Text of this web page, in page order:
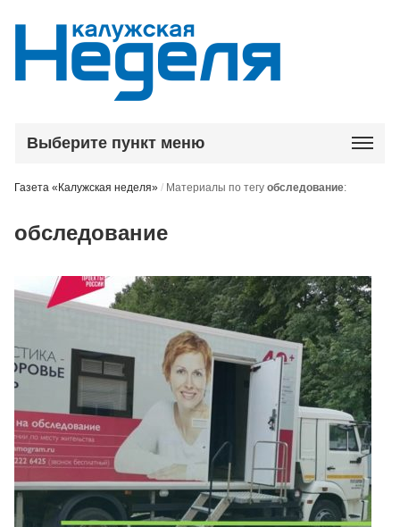
Выберите пункт меню
Газета «Калужская неделя» / Материалы по тегуобследование:
обследование